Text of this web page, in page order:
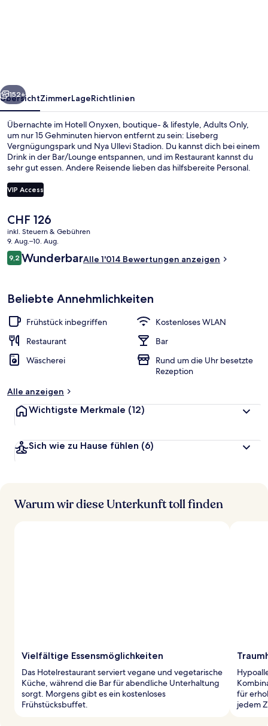
Only
Weiter
152+
ÜbersichtZimmerLageRichtlinien
Übernachte im Hotell Onyxen, boutique- & lifestyle, Adults Only,
um nur 15 Gehminuten hiervon entfernt zu sein: Liseberg
Vergnügungspark und Nya Ullevi Stadion. Du kannst dich bei einem
Drink in der Bar/Lounge entspannen, und im Restaurant kannst du
sehr gut essen. Andere Reisende lieben das hilfsbereite Personal.
Verkehrsmitteln entfernt: Zur U-Bahn läuft man 2 Minuten
(Straßenbahnhaltestelle Scandinavium) bzw. 3 Minuten
VIP Access
Der
aktuelle
Preis
beträgt
CHF 126.
CHF 126
inkl. Steuern & Gebühren
9. Aug.–10. Aug.
Bewertungen
9,29,2 von 10.
WunderbarAlle 1'014 Bewertungen anzeigen
Beliebte Annehmlichkeiten
Frühstück inbegriffen
Kostenloses WLAN
Restaurant
Bar
Wäscherei
Rund um die Uhr besetzte
Rezeption
Alle anzeigen
Wichtigste Merkmale (12)
Sich wie zu Hause fühlen (6)
Warum wir diese Unterkunft toll finden
Vielfältige Essensmöglichkeiten
Das Hotelrestaurant serviert vegane und vegetarische
Küche, während die Bar für abendliche Unterhaltung
sorgt. Morgens gibt es ein kostenloses
Frühstücksbuffet.
für
jedem